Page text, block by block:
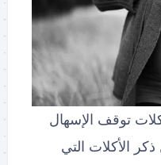
توقف الإسهال
الأكلات التي